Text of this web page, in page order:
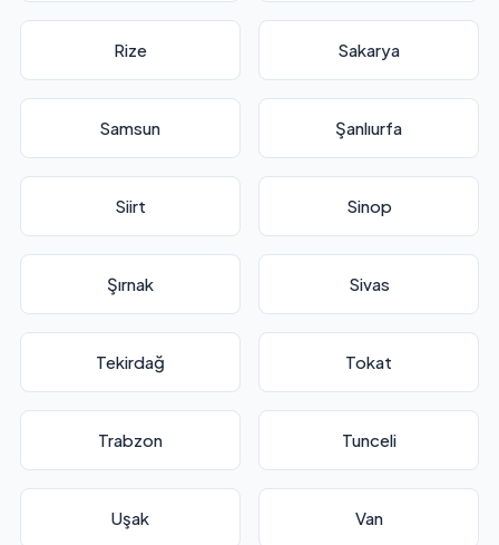
Rize Sakarya
Samsun Şanlıurfa
Siirt Sinop
Şırnak Sivas
Tekirdağ Tokat
Trabzon Tunceli
Uşak Van